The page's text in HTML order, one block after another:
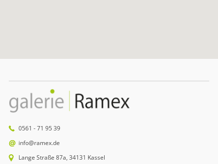
0561 - 71 95 39
info@ramex.de
Lange Straße 87a, 34131 Kassel